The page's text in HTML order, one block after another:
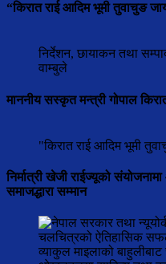
“किरात राई आदिम भूमी तुवाचुङ
निर्देशन, छायाकन तथा
वाम्बुले
माननीय सस्कृत मन्त्री गोपाल
"किरात राई आदिम भूमी
निर्मात्री खेजी राईज्यूको
समाजद्धारा सम्मान